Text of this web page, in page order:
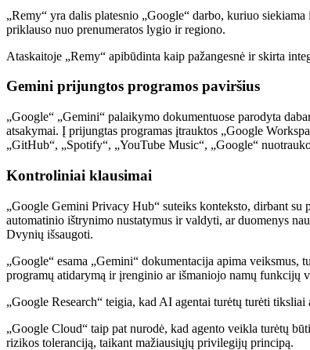
„Remy“ yra dalis platesnio „Google“ darbo, kuriuo
priklauso nuo prenumeratos lygio ir regiono.
Ataskaitoje „Remy“ apibūdinta kaip pažangesnė ir skirta
Gemini prijungtos programos paviršius
„Google“ „Gemini“ palaikymo dokumentuose parodyta
atsakymai. Į prijungtas programas įtrauktos „Google
„GitHub“, „Spotify“, „YouTube Music“, „Google“
Kontroliniai klausimai
„Google Gemini Privacy Hub“ suteiks konteksto, dirbant
automatinio ištrynimo nustatymus ir valdyti, ar duomenys
Dvynių išsaugoti.
„Google“ esama „Gemini“ dokumentacija apima
programų atidarymą ir įrenginio ar išmaniojo namų funkcijų
„Google Research“ teigia, kad AI agentai turėtų turėti
„Google Cloud“ taip pat nurodė, kad agento veikla turėtų
rizikos toleranciją, taikant mažiausiųjų privilegijų principą.